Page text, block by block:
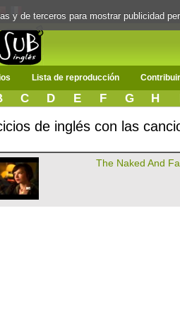
Lista de reproducción Contribuir
C D E F G H
de inglés con las
The Naked And
y de terceros para mostrar publicidad